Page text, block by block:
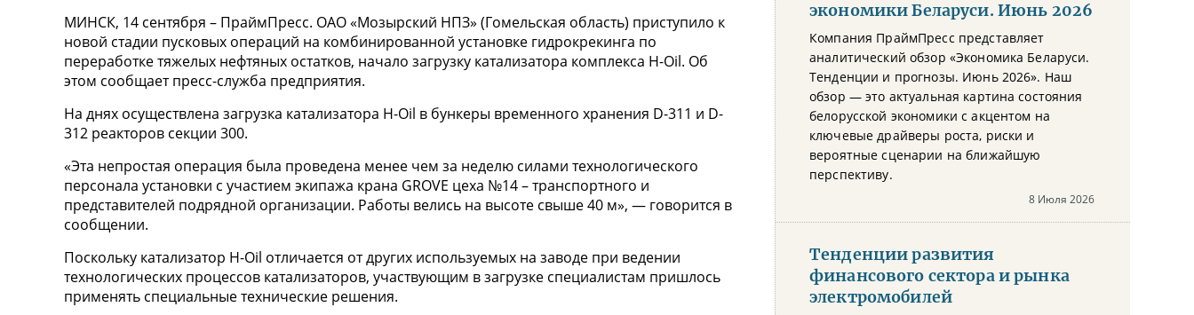
МИНСК, 14 сентября – ПраймПресс. ОАО «Мозырский НПЗ» (Гомельская область) приступило к
новой стадии пусковых операций на комбинированной установке гидрокрекинга по
переработке тяжелых нефтяных остатков, начало загрузку катализатора комплекса H-Oil. Об
этом сообщает пресс-служба предприятия.
На днях осуществлена загрузка катализатора H-Oil в бункеры временного хранения D-311 и D-
312 реакторов секции 300.
«Эта непростая операция была проведена менее чем за неделю силами технологического
персонала установки с участием экипажа крана GROVE цеха №14 – транспортного и
представителей подрядной организации. Работы велись на высоте свыше 40 м», — говорится в
сообщении.
Поскольку катализатор H-Oil отличается от других используемых на заводе при ведении
технологических процессов катализаторов, участвующим в загрузке специалистам пришлось
применять специальные технические решения.
экономики Беларуси. Июнь 2026
Компания ПраймПресс представляет
аналитический обзор «Экономика Беларуси.
Тенденции и прогнозы. Июнь 2026». Наш
обзор — это актуальная картина состояния
белорусской экономики с акцентом на
ключевые драйверы роста, риски и
вероятные сценарии на ближайшую
перспективу.
8 Июля 2026
Тенденции развития
финансового сектора и рынка
электромобилей